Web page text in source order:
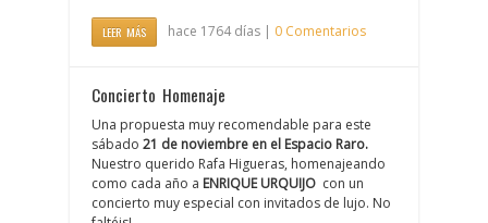
LEER MÁS hace 1764 días | 0 Comentarios
Concierto Homenaje
Una propuesta muy recomendable para este
sábado 21 de noviembre en el Espacio Raro.
Nuestro querido Rafa Higueras, homenajeando
como cada año a ENRIQUE URQUIJO con un
concierto muy especial con invitados de lujo. No